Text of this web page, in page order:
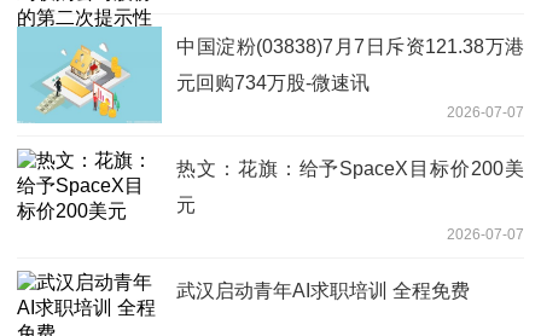
中国淀粉(03838)7月7日斥资121.38万港
元回购734万股-微速讯
2026-07-07
热文：花旗：给予SpaceX目标价200美
元
2026-07-07
武汉启动青年AI求职培训 全程免费